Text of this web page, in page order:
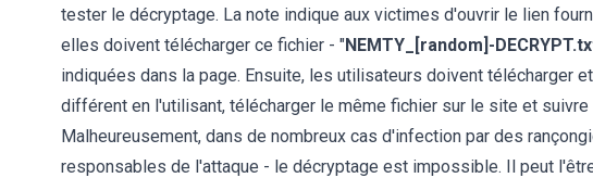
tester le décryptage. La note indique aux victimes d'ouvrir le lien
elles doivent télécharger ce fichier - "NEMTY_[random]-
indiquées dans la page. Ensuite, les utilisateurs doivent télécharger
différent en l'utilisant, télécharger le même fichier sur le site et
Malheureusement, dans de nombreux cas d'infection par des
responsables de l'attaque - le décryptage est impossible. Il peut